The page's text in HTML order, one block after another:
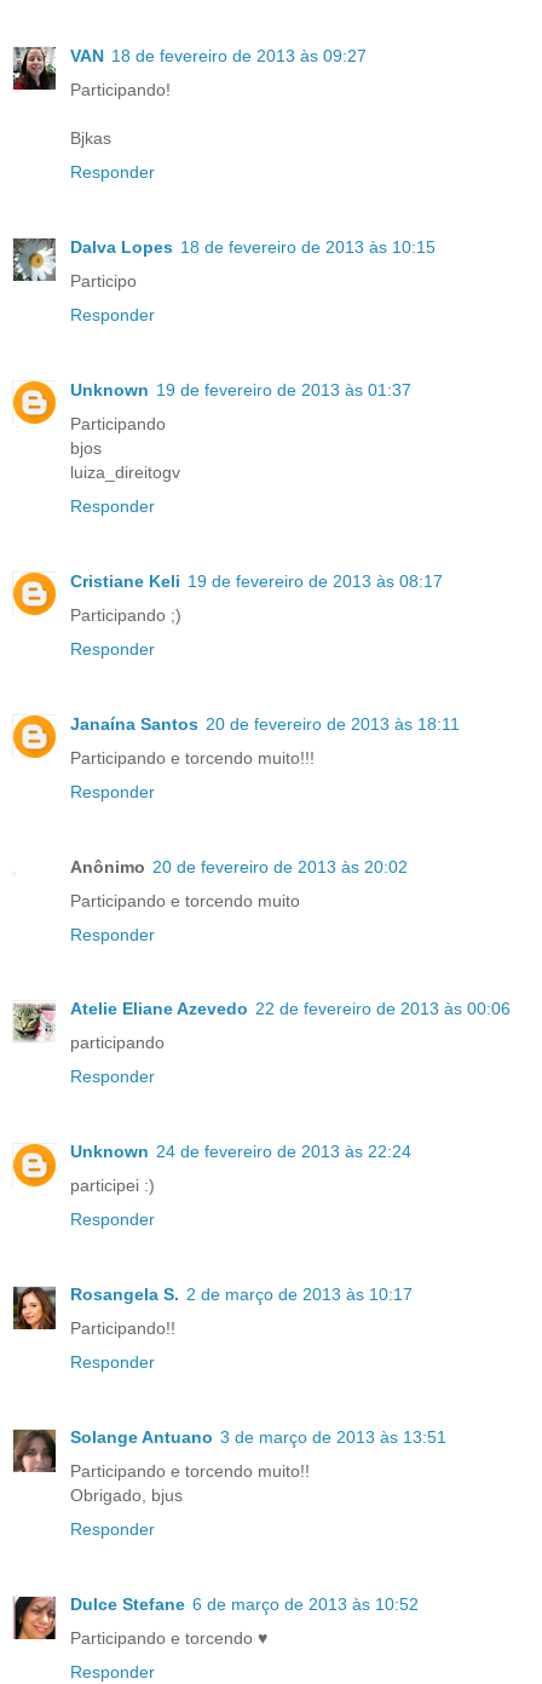
VAN 18 de fevereiro de 2013 às 09:27
Participando!
Bjkas
Responder
Dalva Lopes 18 de fevereiro de 2013 às 10:15
Participo
Responder
Unknown 19 de fevereiro de 2013 às 01:37
Participando
bjos
luiza_direitogv
Responder
Cristiane Keli 19 de fevereiro de 2013 às 08:17
Participando ;)
Responder
Janaína Santos 20 de fevereiro de 2013 às 18:11
Participando e torcendo muito!!!
Responder
Anônimo 20 de fevereiro de 2013 às 20:02
Participando e torcendo muito
Responder
Atelie Eliane Azevedo 22 de fevereiro de 2013 às 00:06
participando
Responder
Unknown 24 de fevereiro de 2013 às 22:24
participei :)
Responder
Rosangela S. 2 de março de 2013 às 10:17
Participando!!
Responder
Solange Antuano 3 de março de 2013 às 13:51
Participando e torcendo muito!!
Obrigado, bjus
Responder
Dulce Stefane 6 de março de 2013 às 10:52
Participando e torcendo ♥
Responder